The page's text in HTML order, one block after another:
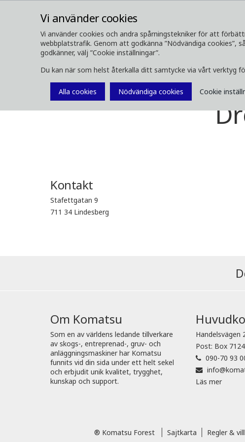
Vi använder cookies
Vi använder cookies och andra spårningstekniker för att
webbplatstrafik. Genom att godkänna ”Nödvändiga cookies”,
godkänner, välj ”Cookie inställningar”.
Du kan när som helst återkalla ditt samtycke via vårt verktyg
Alla cookies Nödvändiga cookies Cookie
OM OSS SKOGSMASKINER
Kontakt Dropbox Lindesberg
Kontakt
Stafettgatan 9
711 34 Lindesberg
Om Komatsu
Som en av världens ledande tillverkare
av skogs-, entreprenad-, gruv- och
anläggningsmaskiner har Komatsu
funnits vid din sida under ett helt sekel
och erbjudit unik kvalitet, trygghet,
kunskap och support.
Handelsvägen
Post: Box
090-70 93
Läs mer
® Komatsu Forest Sajtkarta Regler &